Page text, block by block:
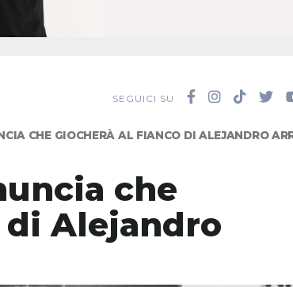
SEGUICI SU
CHE GIOCHERÀ AL FIANCO DI ALEJANDRO
che
Alejandro